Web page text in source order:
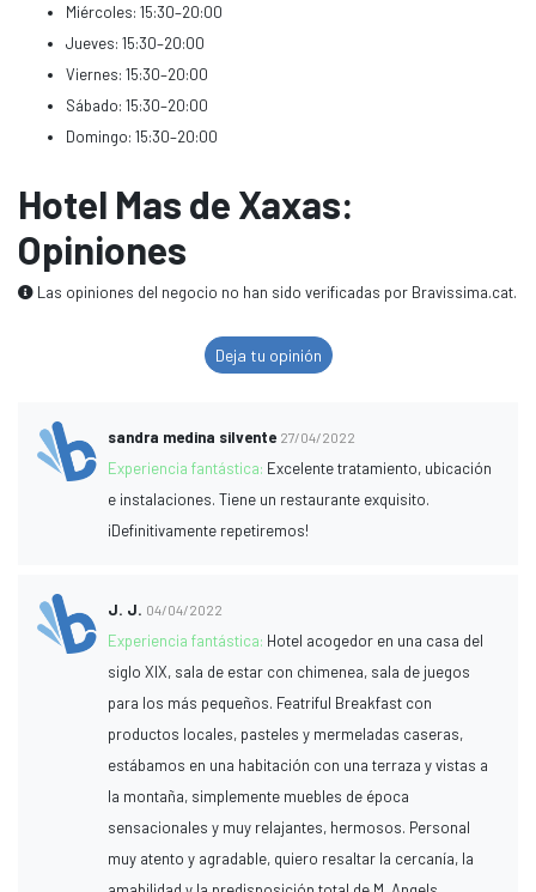
Miércoles: 15:30–20:00
Jueves: 15:30–20:00
Viernes: 15:30–20:00
Sábado: 15:30–20:00
Domingo: 15:30–20:00
Hotel Mas de Xaxas:
Opiniones
Las opiniones del negocio no han sido verificadas por Bravissima.cat.
Deja tu opinión
sandra medina silvente 27/04/2022
Experiencia fantástica: Excelente tratamiento, ubicación
e instalaciones. Tiene un restaurante exquisito.
¡Definitivamente repetiremos!
J. J. 04/04/2022
Experiencia fantástica: Hotel acogedor en una casa del
siglo XIX, sala de estar con chimenea, sala de juegos
para los más pequeños. Featriful Breakfast con
productos locales, pasteles y mermeladas caseras,
estábamos en una habitación con una terraza y vistas a
la montaña, simplemente muebles de época
sensacionales y muy relajantes, hermosos. Personal
muy atento y agradable, quiero resaltar la cercanía, la